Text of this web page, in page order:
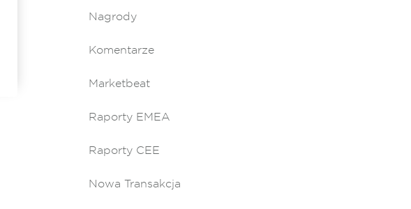
Nagrody
Komentarze
Marketbeat
Raporty EMEA
Raporty CEE
Nowa Transakcja